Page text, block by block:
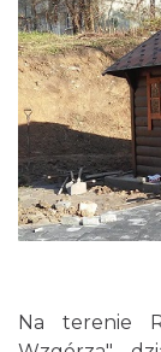
Na terenie